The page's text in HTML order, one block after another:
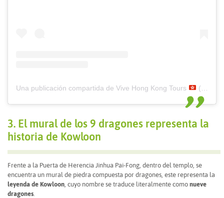
Una publicación compartida de Vive Hong Kong Tours (@vivehongkong)
3. El mural de los 9 dragones representa la
historia de Kowloon
Frente a la Puerta de Herencia Jinhua Pai-Fong, dentro del templo, se
encuentra un mural de piedra compuesta por dragones, este representa la
leyenda de Kowloon , cuyo nombre se traduce literalmente como nueve
dragones